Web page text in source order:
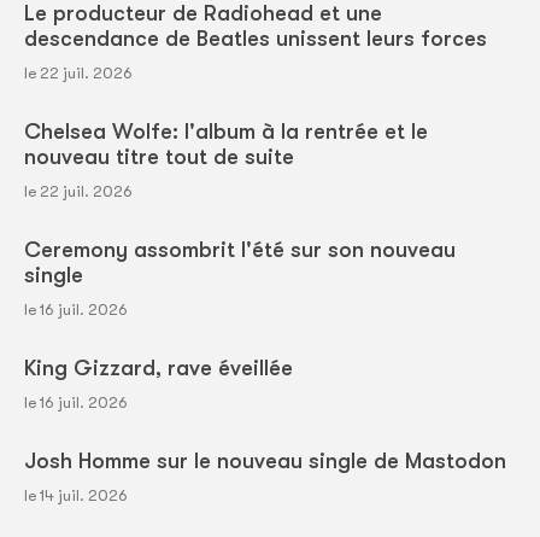
Le producteur de Radiohead et une
descendance de Beatles unissent leurs forces
le 22 juil. 2026
Chelsea Wolfe: l'album à la rentrée et le
nouveau titre tout de suite
le 22 juil. 2026
Ceremony assombrit l'été sur son nouveau
single
le 16 juil. 2026
King Gizzard, rave éveillée
le 16 juil. 2026
Josh Homme sur le nouveau single de Mastodon
le 14 juil. 2026